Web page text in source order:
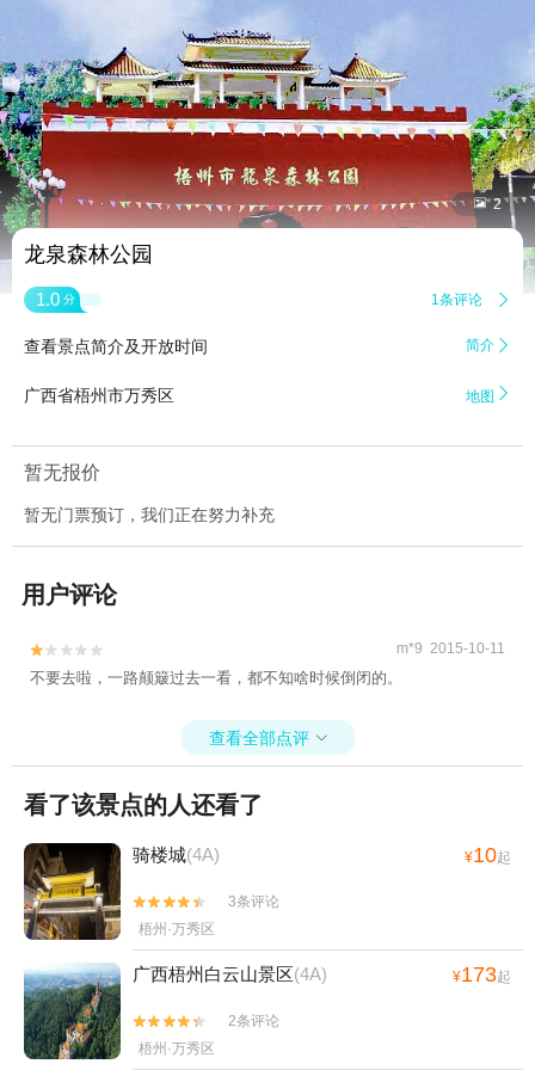
 2
龙泉森林公园
1.0 分 1条评论 
查看景点简介及开放时间 简介 
广西省梧州市万秀区 地图 
暂无报价
暂无门票预订，我们正在努力补充
用户评论

 m*9 2015-10-11
不要去啦，一路颠簸过去一看，都不知啥时候倒闭的。
查看全部点评 
看了该景点的人还看了
骑楼城(4A) ¥10起


3条评论
梧州·万秀区
广西梧州白云山景区(4A) ¥173起


2条评论
梧州·万秀区